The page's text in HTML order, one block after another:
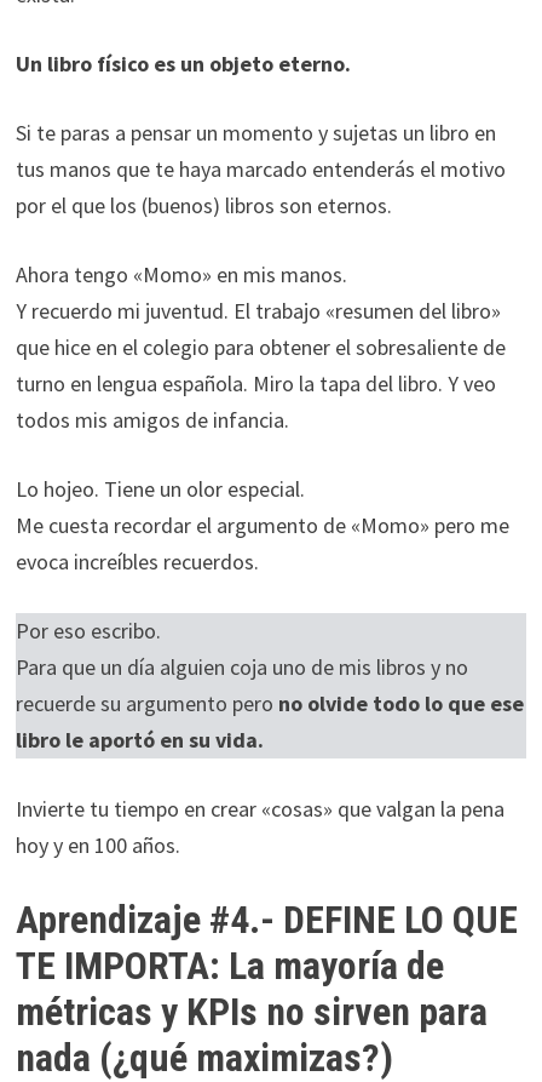
Un libro físico es un objeto eterno.
Si te paras a pensar un momento y sujetas un libro en
tus manos que te haya marcado entenderás el motivo
por el que los (buenos) libros son eternos.
Ahora tengo «Momo» en mis manos.
Y recuerdo mi juventud. El trabajo «resumen del libro»
que hice en el colegio para obtener el sobresaliente de
turno en lengua española. Miro la tapa del libro. Y veo
todos mis amigos de infancia.
Lo hojeo. Tiene un olor especial.
Me cuesta recordar el argumento de «Momo» pero me
evoca increíbles recuerdos.
Por eso escribo.
Para que un día alguien coja uno de mis libros y no
recuerde su argumento pero no olvide todo lo que ese
libro le aportó en su vida.
Invierte tu tiempo en crear «cosas» que valgan la pena
hoy y en 100 años.
Aprendizaje #4.- DEFINE LO QUE
TE IMPORTA: La mayoría de
métricas y KPIs no sirven para
nada (¿qué maximizas?)